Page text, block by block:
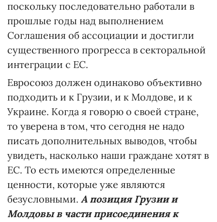
поскольку последовательно работали в
прошлые годы над выполнением
Соглашения об ассоциации и достигли
существенного прогресса в секторальной
интеграции с ЕС.
Евросоюз должен одинаково объективно
подходить и к Грузии, и к Молдове, и к
Украине. Когда я говорю о своей стране,
то уверена в том, что сегодня не надо
писать дополнительных выводов, чтобы
увидеть, насколько наши граждане хотят в
ЕС. То есть имеются определенные
ценности, которые уже являются
безусловными. А позиция Грузии и
Молдовы в части присоединения к